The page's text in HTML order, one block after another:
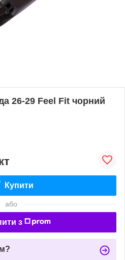
26-29 Feel Fit чорний
Купити
або
з